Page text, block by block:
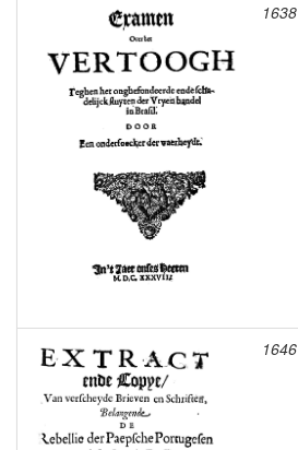
1638
1646